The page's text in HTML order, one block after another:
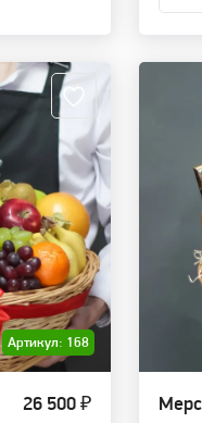
Артикул: 168
26 500 ₽